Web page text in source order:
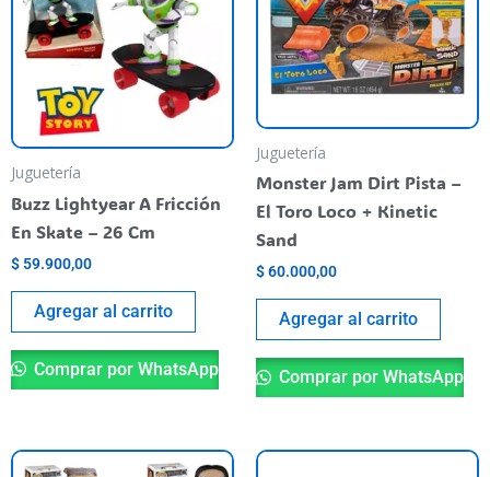
Juguetería
Buzz Lightyear A Fricción
En Skate – 26 Cm
$ 59.900,00
Agregar al carrito
Comprar por WhatsApp
Juguetería
Monster Jam Dirt Pista –
El Toro Loco + Kinetic
Sand
$60.000,00
Agregar al carrito
Comprar por WhatsApp
Este